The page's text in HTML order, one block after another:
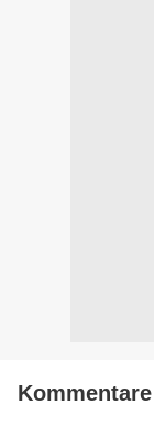
Kommentare